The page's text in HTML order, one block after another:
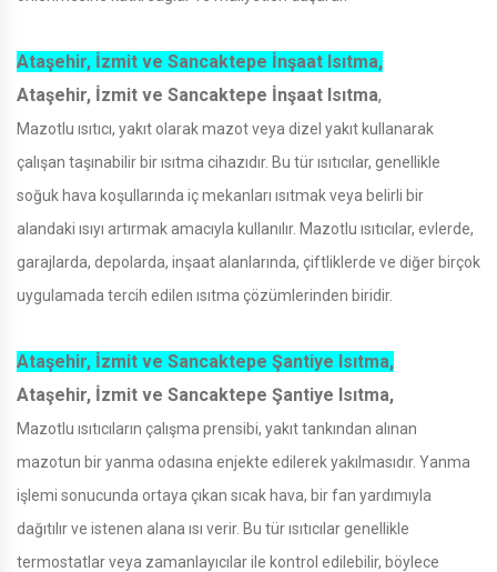
Ataşehir, İzmit ve Sancaktepe İnşaat Isıtma,
Ataşehir, İzmit ve Sancaktepe İnşaat Isıtma,
Mazotlu ısıtıcı, yakıt olarak mazot veya dizel yakıt kullanarak
çalışan taşınabilir bir ısıtma cihazıdır. Bu tür ısıtıcılar, genellikle
soğuk hava koşullarında iç mekanları ısıtmak veya belirli bir
alandaki ısıyı artırmak amacıyla kullanılır. Mazotlu ısıtıcılar, evlerde,
garajlarda, depolarda, inşaat alanlarında, çiftliklerde ve diğer birçok
uygulamada tercih edilen ısıtma çözümlerinden biridir.
Ataşehir, İzmit ve Sancaktepe Şantiye Isıtma,
Ataşehir, İzmit ve Sancaktepe Şantiye Isıtma,
Mazotlu ısıtıcıların çalışma prensibi, yakıt tankından alınan
mazotun bir yanma odasına enjekte edilerek yakılmasıdır. Yanma
işlemi sonucunda ortaya çıkan sıcak hava, bir fan yardımıyla
dağıtılır ve istenen alana ısı verir. Bu tür ısıtıcılar genellikle
termostatlar veya zamanlayıcılar ile kontrol edilebilir, böylece